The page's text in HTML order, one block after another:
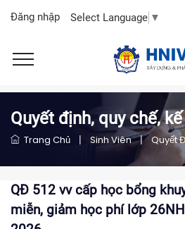
Đăng nhập Select Language ▼
Quyết định, quy chế,
Trang Chủ | Sinh Viên | Quyết
QĐ 512 vv cấp học bổng
miễn, giảm học phí lớp